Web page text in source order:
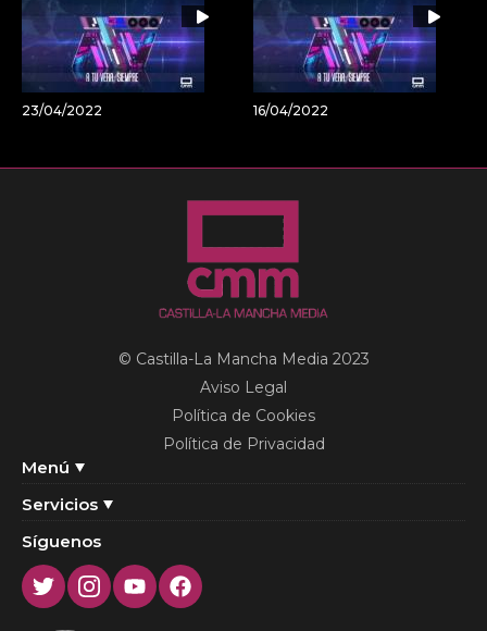
23/04/2022 16/04/2022
Menú
Servicios
© Castilla-La Mancha Media 2023
Aviso Legal
Política de Cookies
Política de Privacidad
Síguenos
TwitterInstagram
YoutubeFacebook